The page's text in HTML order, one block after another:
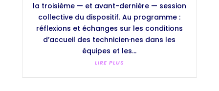
la troisième — et avant-dernière — session
collective du dispositif. Au programme :
réflexions et échanges sur les conditions
d’accueil des technicien·nes dans les
équipes et les...
LIRE PLUS